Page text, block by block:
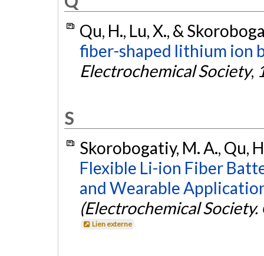
Qu, H., Lu, X., &
fiber-shaped lithium ion
Electrochemical Society,
S
Skorobogatiy, M. A., Qu,
Flexible Li-ion Fiber
and Wearable
(Electrochemical
Lien externe